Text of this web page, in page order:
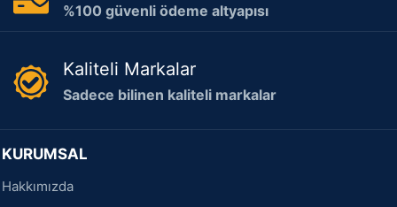
%100 güvenli ödeme altyapısı
Kaliteli Markalar
Sadece bilinen kaliteli markalar
KURUMSAL
Hakkımızda